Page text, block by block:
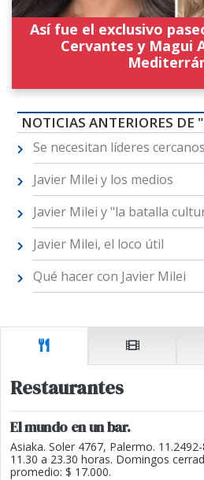
Así fue el exclusivo
Cervantes y Magui
NOTICIAS ANTERIORES DE
Se necesitan líderes cercanos
Javier Milei y los medios
Javier Milei y "la batalla
Javier Milei, el loco útil
Qué hacer con Javier Milei
Restaurantes
El mundo en un bar.
Asiaka. Soler 4767, Palermo.
11.30 a 23.30 horas. Domingos
promedio: $ 17.000.